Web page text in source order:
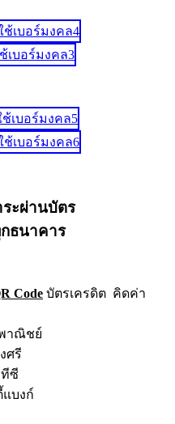
ะผ่านบัตร
ธนาคาร
Code บัตรเครดิต คิดค่า
พาณิชย์
ศรี
ทีซี
แบงก์